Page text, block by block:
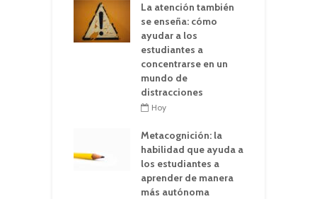
La atención también
se enseña: cómo
ayudar a los
estudiantes a
concentrarse en un
mundo de
distracciones
Hoy
Metacognición: la
habilidad que ayuda a
los estudiantes a
aprender de manera
más autónoma